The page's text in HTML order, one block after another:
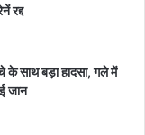
रद्द
साथ बड़ा हादसा, गले में
जान